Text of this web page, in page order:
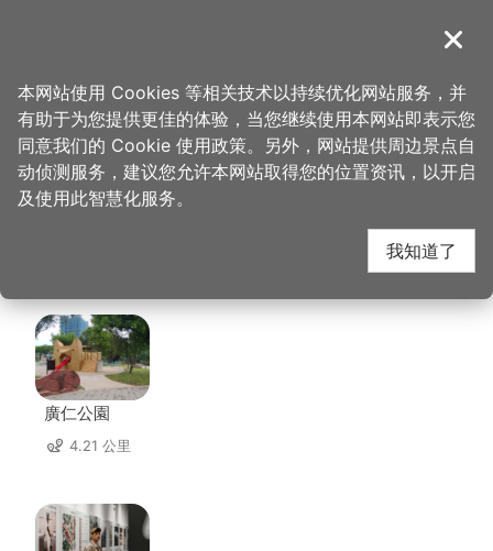
導覽
首页 > 想去的地方 > 美食、购物 > 郭元益糕饼博物馆
郭元益糕饼博物馆 周边
景点
廣仁公園
4.21 公里
关闭
本网站使用 Cookies 等相关技术以持续优化网站服务，并
有助于为您提供更佳的体验，当您继续使用本网站即表示您
同意我们的 Cookie 使用政策。另外，网站提供周边景点自
动侦测服务，建议您允许本网站取得您的位置资讯，以开启
及使用此智慧化服务。
我知道了